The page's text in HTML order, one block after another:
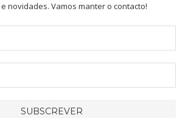
novidades. Vamos manter o contacto!